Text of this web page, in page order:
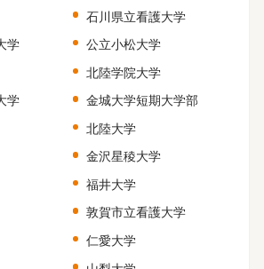
石川県立看護大学
学
公立小松大学
北陸学院大学
学
金城大学短期大学部
北陸大学
金沢星稜大学
福井大学
敦賀市立看護大学
仁愛大学